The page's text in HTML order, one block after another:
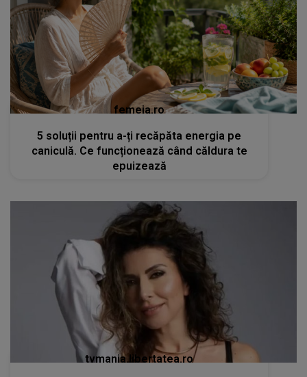
femeia.ro
5 soluții pentru a-ți recăpăta energia pe
caniculă. Ce funcționează când căldura te
epuizează
tvmania.libertatea.ro